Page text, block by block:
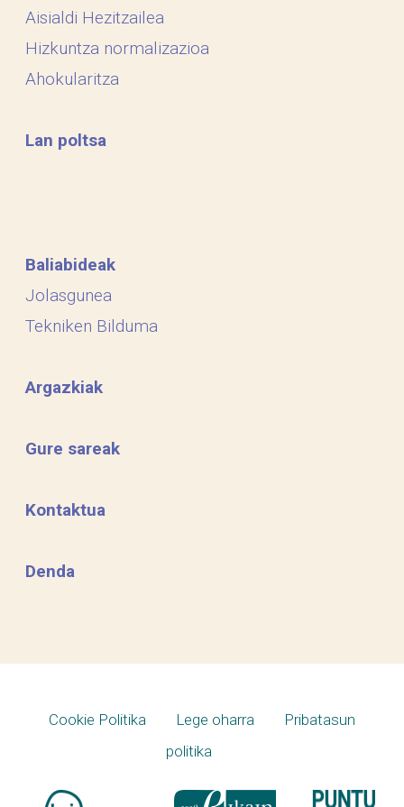
Aisialdi Hezitzailea
Hizkuntza normalizazioa
Ahokularitza
Lan poltsa
Baliabideak
Jolasgunea
Tekniken Bilduma
Argazkiak
Gure sareak
Kontaktua
Denda
Cookie Politika Lege oharra
Pribatasun
politika